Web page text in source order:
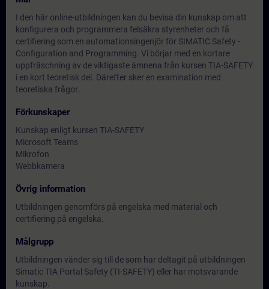
I den här online-utbildningen kan du bevisa din kunskap om att
konfigurera och programmera felsäkra styrenheter och få
certifiering som en automationsingenjör för SIMATIC Safety -
Configuration and Programming. Vi börjar med en kortare
uppfräschning av de viktigaste ämnena från kursen TIA-SAFETY
i en kort teoretisk del. Därefter sker en examination med
teoretiska frågor.
Förkunskaper
Kunskap enligt kursen TIA-SAFETY
Microsoft Teams
Mikrofon
Webbkamera
Övrig information
Utbildningen genomförs på engelska med material och
certifiering på engelska.
Målgrupp
Utbildningen vänder sig till de som har deltagit på utbildningen
Simatic TIA Portal Safety (TI-SAFETY) eller har motsvarande
kunskap.